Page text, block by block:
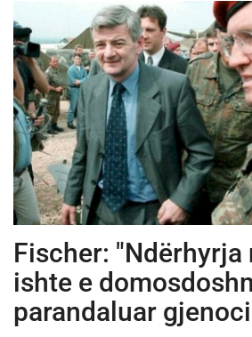
SHOWBIZ
BOTA
TECH
JETA
SPORTI
SHENDETI
Fischer: "Ndërhyrja
ishte e
parandaluar